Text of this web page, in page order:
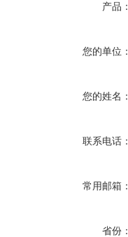
产品：
您的单位：
您的姓名：
联系电话：
常用邮箱：
省份：